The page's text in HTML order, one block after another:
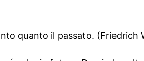
quanto il passato. (Friedrich